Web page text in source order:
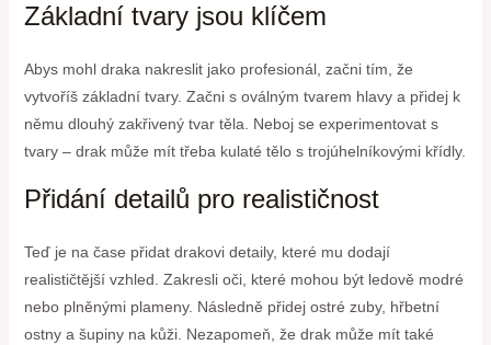
Základní tvary jsou klíčem
Abys mohl draka nakreslit jako profesionál, začni tím, že
vytvoříš základní tvary. Začni s oválným tvarem hlavy a přidej k
němu dlouhý zakřivený tvar těla. Neboj se experimentovat s
tvary – drak může mít třeba kulaté tělo s trojúhelníkovými křídly.
Přidání detailů pro realističnost
Teď je na čase přidat drakovi detaily, které mu dodají
realističtější vzhled. Zakresli oči, které mohou být ledově modré
nebo plněnými plameny. Následně přidej ostré zuby, hřbetní
ostny a šupiny na kůži. Nezapomeň, že drak může mít také